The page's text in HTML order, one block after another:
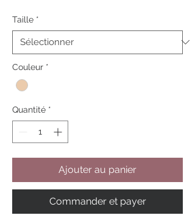
Taille *
Couleur *
Quantité *
Ajouter au panier
Commander et payer